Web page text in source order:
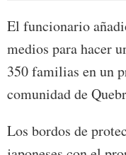
El funcionario
medios para hacer
350 familias en un
comunidad de
Los bordos de